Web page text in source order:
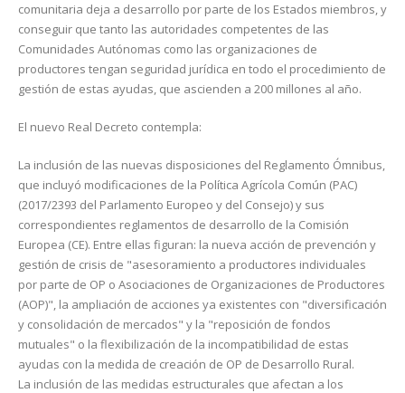
comunitaria deja a desarrollo por parte de los Estados miembros, y
conseguir que tanto las autoridades competentes de las
Comunidades Autónomas como las organizaciones de
productores tengan seguridad jurídica en todo el procedimiento de
gestión de estas ayudas, que ascienden a 200 millones al año.
El nuevo Real Decreto contempla:
La inclusión de las nuevas disposiciones del Reglamento Ómnibus,
que incluyó modificaciones de la Política Agrícola Común (PAC)
(2017/2393 del Parlamento Europeo y del Consejo) y sus
correspondientes reglamentos de desarrollo de la Comisión
Europea (CE). Entre ellas figuran: la nueva acción de prevención y
gestión de crisis de "asesoramiento a productores individuales
por parte de OP o Asociaciones de Organizaciones de Productores
(AOP)", la ampliación de acciones ya existentes con "diversificación
y consolidación de mercados" y la "reposición de fondos
mutuales" o la flexibilización de la incompatibilidad de estas
ayudas con la medida de creación de OP de Desarrollo Rural.
La inclusión de las medidas estructurales que afectan a los